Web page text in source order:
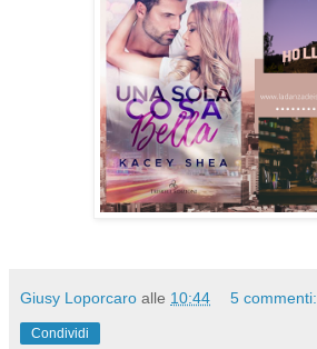
Giusy Loporcaro alle 10:44 5 commenti:
Condividi